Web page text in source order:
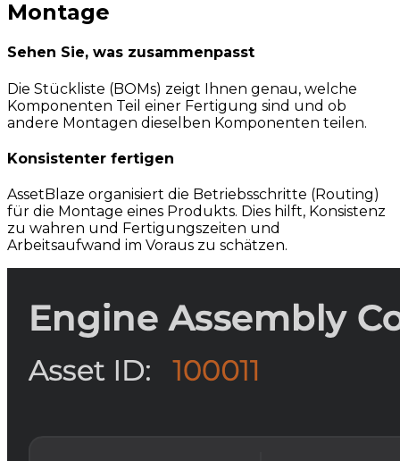
Montage
Sehen Sie, was zusammenpasst
Die Stückliste (BOMs) zeigt Ihnen genau, welche
Komponenten Teil einer Fertigung sind und ob
andere Montagen dieselben Komponenten teilen.
Konsistenter fertigen
AssetBlaze organisiert die Betriebsschritte (Routing)
für die Montage eines Produkts. Dies hilft, Konsistenz
zu wahren und Fertigungszeiten und
Arbeitsaufwand im Voraus zu schätzen.